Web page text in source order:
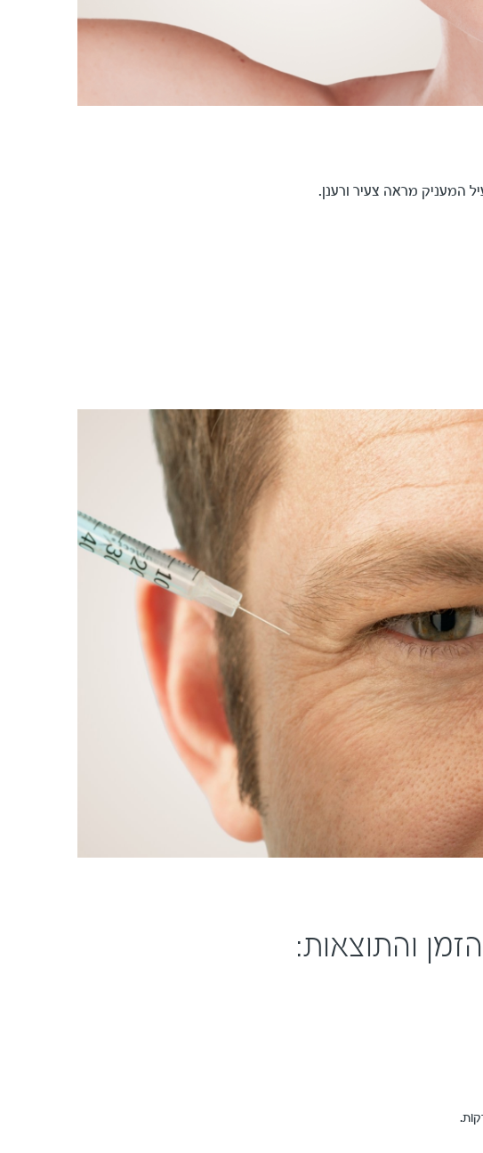
המעניק מראה צעיר ורענן.
והתוצאות: